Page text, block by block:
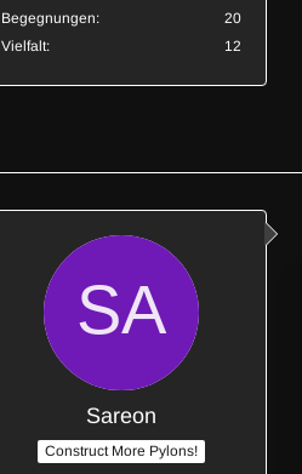
Begegnungen
20
Vielfalt
12
Sareon
Construct More Pylons!